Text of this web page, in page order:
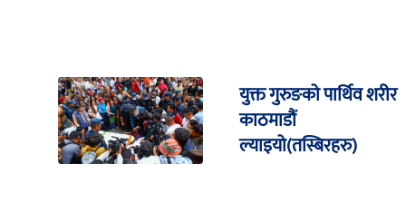
युक्त गुरुङको पार्थिव शरीर
काठमाडौं
ल्याइयो(तस्बिरहरु)